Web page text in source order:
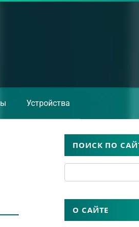
Устройства
ПОИСК ПО
О САЙТЕ